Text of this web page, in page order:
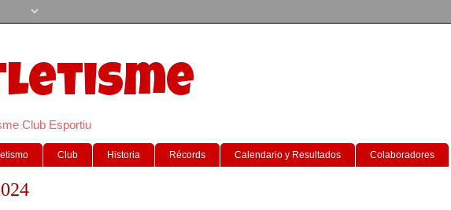
Club Esportiu
Club Historia Récords Calendario y Resultados Colaboradores